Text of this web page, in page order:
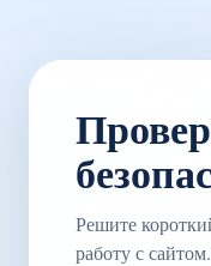
Решите
работу с сайтом.